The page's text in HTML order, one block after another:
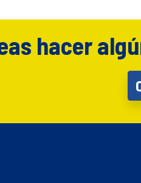
hacer